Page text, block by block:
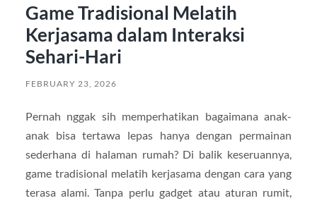
Game Tradisional Melatih
Kerjasama dalam Interaksi
Sehari-Hari
FEBRUARY 23, 2026
Pernah nggak sih memperhatikan bagaimana anak-
anak bisa tertawa lepas hanya dengan permainan
sederhana di halaman rumah? Di balik keseruannya,
game tradisional melatih kerjasama dengan cara yang
terasa alami. Tanpa perlu gadget atau aturan rumit,